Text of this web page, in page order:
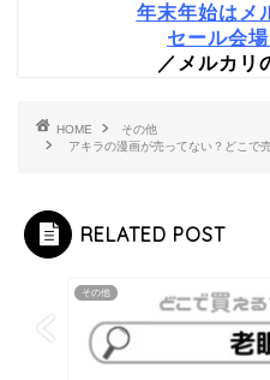
年末年始はメ
セール会
／メルカリ
HOME
その他
アキラの漫画が売ってない？どこで
RELATED POST
その他